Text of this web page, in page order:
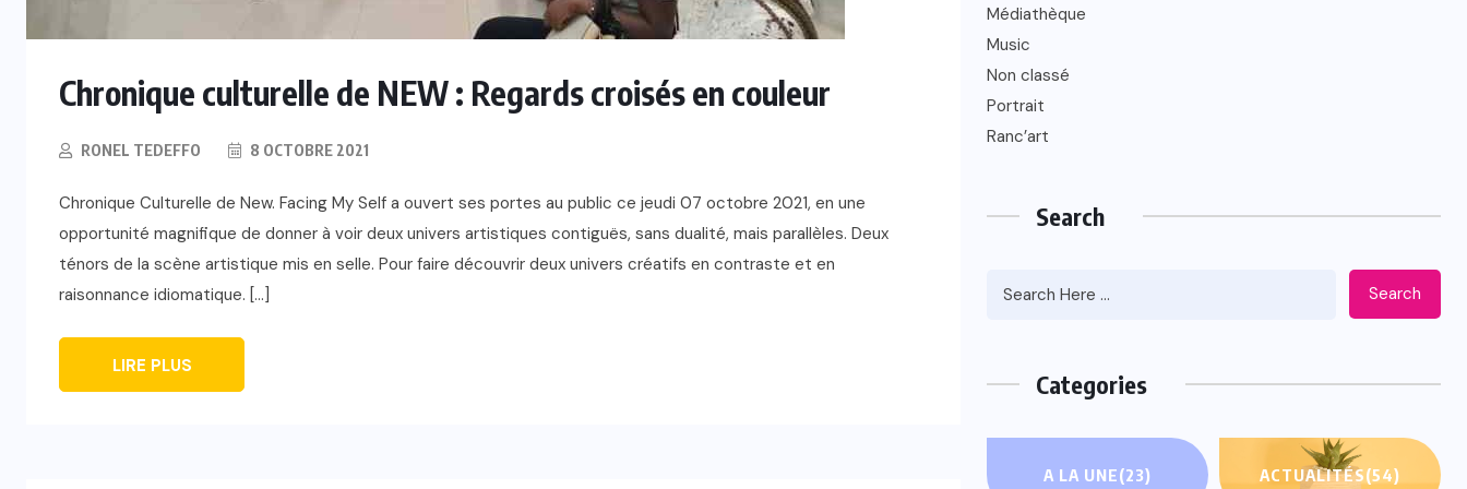
Chronique culturelle de NEW : Regards croisés en couleur
RONEL TEDEFFO 8 OCTOBRE 2021
Chronique Culturelle de New. Facing My Self a ouvert ses portes au public ce jeudi 07 octobre 2021, en une
opportunité magnifique de donner à voir deux univers artistiques contiguës, sans dualité, mais parallèles. Deux
ténors de la scène artistique mis en selle. Pour faire découvrir deux univers créatifs en contraste et en
raisonnance idiomatique. […]
LIRE PLUS
Médiathèque
Music
Non classé
Portrait
Ranc’art
Search
Search
Categories
A LA UNE(23) ACTUALITÉS(54)